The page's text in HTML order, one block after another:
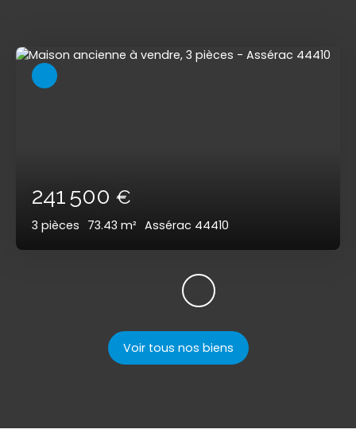
241 500 €
3 pièces 73.43 m² Assérac 44410
Voir tous nos biens